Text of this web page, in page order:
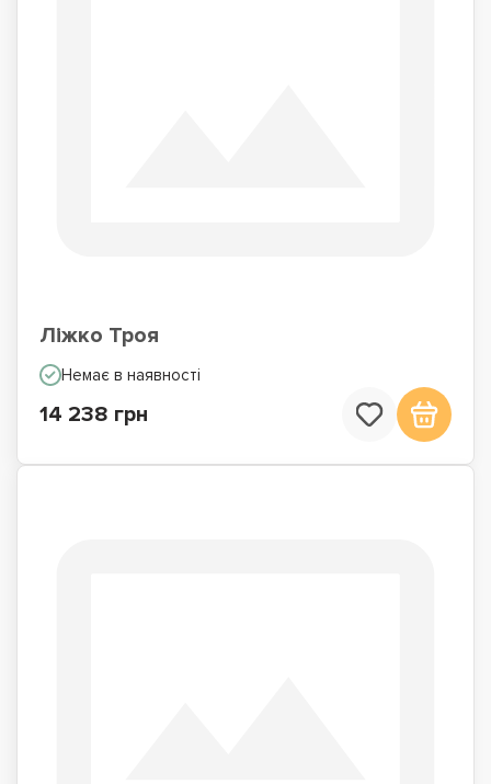
Ліжко Троя
Немає в наявності
14 238 грн